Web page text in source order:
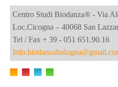
Centro Studi Biodanza® - Via
Loc.Cicogna – 40068 San
Tel / Fax + 39 - 051 651.90.16